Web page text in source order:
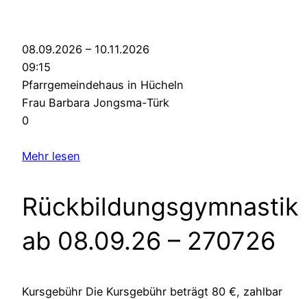
08.09.2026 – 10.11.2026
09:15
Pfarrgemeindehaus in Hücheln
Frau Barbara Jongsma-Türk
0
Mehr lesen
Rückbildungsgymnastik
ab 08.09.26 – 270726
Kursgebühr Die Kursgebühr beträgt 80 €, zahlbar